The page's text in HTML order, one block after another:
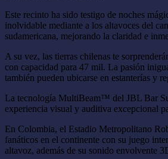
Este recinto ha sido testigo de noches
inolvidable mediante a los altavoces del
sudamericana, mejorando la claridad e
A su vez, las tierras chilenas te
con capacidad para 47 mil. La pasión
también pueden ubicarse en estanterías y
La tecnología MultiBeam™ del JBL Bar
experiencia visual y auditiva excepcional
En Colombia, el Estadio Metropolitano
fanáticos en el continente con su juego
altavoz, además de su sonido envolvente